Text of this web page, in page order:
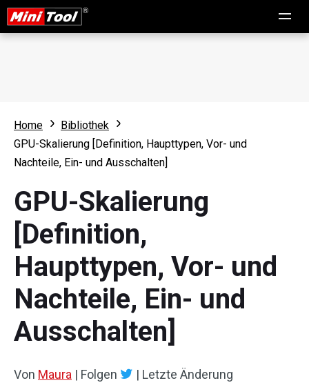
Home
Bibliothek
GPU-Skalierung [Definition, Haupttypen, Vor- und
Nachteile, Ein- und Ausschalten]
GPU-Skalierung
[Definition,
Haupttypen, Vor- und
Nachteile, Ein- und
Ausschalten]
Von Maura | Folgen | Letzte Änderung